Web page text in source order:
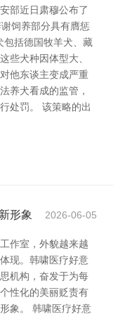
部近日肃穆公布了
饲养部分具有膺惩
包括德国牧羊犬、藏
些犬种因体型大、
他东谈主变成严重
养犬看成的监管，
处罚。 该策略的出
形象 2026-06-05
作室，外貌越来越
现。韩啸医疗好意
机构，奋发于为每
性化的美丽贬责有
象。 韩啸医疗好意